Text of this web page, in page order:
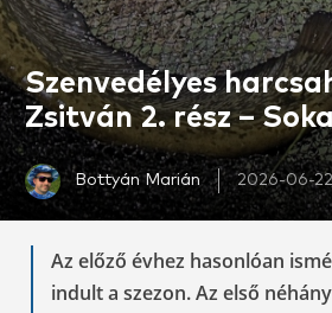
Szenvedélyes
Zsitván 2. rész –
Bottyán Marián 2026-06-22
Az előző évhez hasonlóan
indult a szezon. Az első